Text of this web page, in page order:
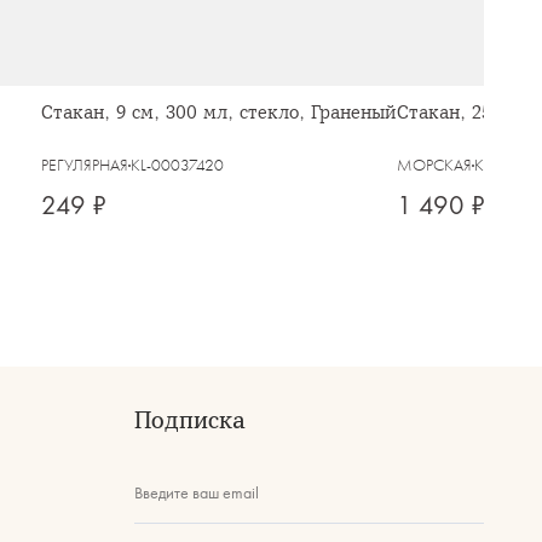
Стакан, 9 см, 300 мл, стекло, Граненый
РЕГУЛЯРНАЯ KL-00037420
249 ₽
Стакан, 250
МОРСКАЯ KL-
1 490 ₽
Подписка
Введите ваш email